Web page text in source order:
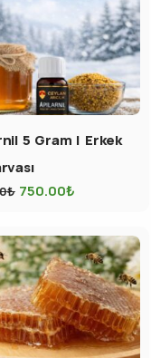
5 Gram | Erkek
₺ 750.00₺